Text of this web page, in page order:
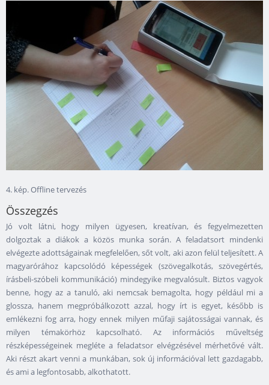
4. kép. Offline tervezés
Összegzés
Jó volt látni, hogy milyen ügyesen, kreatívan, és fegyelmezetten
dolgoztak a diákok a közös munka során. A feladatsort mindenki
elvégezte adottságainak megfelelően, sőt volt, aki azon felül teljesített. A
magyarórához kapcsolódó képességek (szövegalkotás, szövegértés,
írásbeli-szóbeli kommunikáció) mindegyike megvalósult. Biztos vagyok
benne, hogy az a tanuló, aki nemcsak bemagolta, hogy például mi a
glossza, hanem megpróbálkozott azzal, hogy írt is egyet, később is
emlékezni fog arra, hogy ennek milyen műfaji sajátosságai vannak, és
milyen témakörhöz kapcsolható. Az információs műveltség
részképességeinek megléte a feladatsor elvégzésével mérhetővé vált.
Aki részt akart venni a munkában, sok új információval lett gazdagabb,
és ami a legfontosabb, alkothatott.